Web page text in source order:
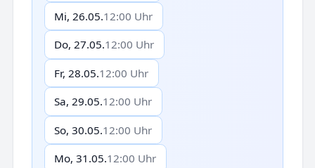
Mi, 26.05.12:00 Uhr
Do, 27.05.12:00 Uhr
Fr, 28.05.12:00 Uhr
Sa, 29.05.12:00 Uhr
So, 30.05.12:00 Uhr
Mo, 31.05.12:00 Uhr